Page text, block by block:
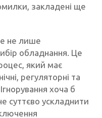
закладені ще
не лише
обладнання. Це
який має
регуляторні та
хоча б
суттєво ускладнити